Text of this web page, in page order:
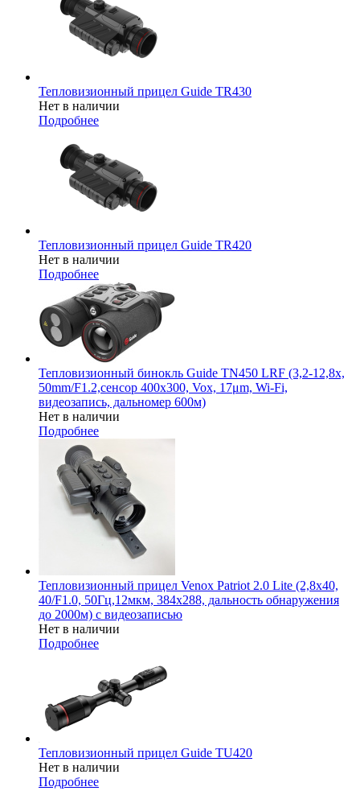
Тепловизионный прицел Guide TR430
Нет в наличии
Подробнее
Тепловизионный прицел Guide TR420
Нет в наличии
Подробнее
Тепловизионный бинокль Guide TN450 LRF (3,2-12,8x,
50mm/F1.2,сенсор 400х300, Vox, 17μm, Wi-Fi,
видеозапись, дальномер 600м)
Нет в наличии
Подробнее
Тепловизионный прицел Venox Patriot 2.0 Lite (2,8x40,
40/F1.0, 50Гц,12мкм, 384х288, дальность обнаружения
до 2000м) c видеозаписью
Нет в наличии
Подробнее
Тепловизионный прицел Guide TU420
Нет в наличии
Подробнее